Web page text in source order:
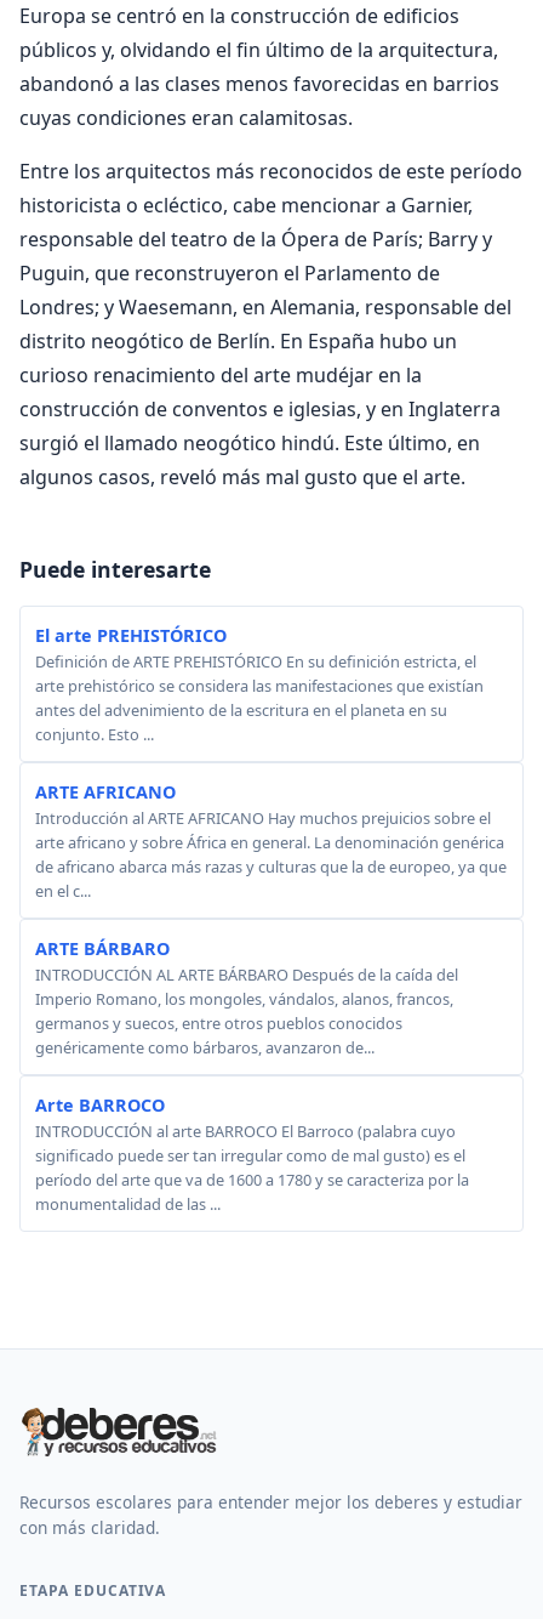
Europa se centró en la construcción de edificios
públicos y, olvidando el fin último de la arquitectura,
abandonó a las clases menos favorecidas en barrios
cuyas condiciones eran calamitosas.
Entre los arquitectos más reconocidos de este período
historicista o ecléctico, cabe mencionar a Garnier,
responsable del teatro de la Ópera de París; Barry y
Puguin, que reconstruyeron el Parlamento de
Londres; y Waesemann, en Alemania, responsable del
distrito neogótico de Berlín. En España hubo un
curioso renacimiento del arte mudéjar en la
construcción de conventos e iglesias, y en Inglaterra
surgió el llamado neogótico hindú. Este último, en
algunos casos, reveló más mal gusto que el arte.
Puede interesarte
El arte PREHISTÓRICO
Definición de ARTE PREHISTÓRICO En su definición estricta, el
arte prehistórico se considera las manifestaciones que existían
antes del advenimiento de la escritura en el planeta en su
conjunto. Esto ...
ARTE AFRICANO
Introducción al ARTE AFRICANO Hay muchos prejuicios sobre el
arte africano y sobre África en general. La denominación genérica
de africano abarca más razas y culturas que la de europeo, ya que
en el c...
ARTE BÁRBARO
INTRODUCCIÓN AL ARTE BÁRBARO Después de la caída del
Imperio Romano, los mongoles, vándalos, alanos, francos,
germanos y suecos, entre otros pueblos conocidos
genéricamente como bárbaros, avanzaron de...
Arte BARROCO
INTRODUCCIÓN al arte BARROCO El Barroco (palabra cuyo
significado puede ser tan irregular como de mal gusto) es el
período del arte que va de 1600 a 1780 y se caracteriza por la
monumentalidad de las ...
Recursos escolares para entender mejor los deberes y estudiar
con más claridad.
ETAPA EDUCATIVA